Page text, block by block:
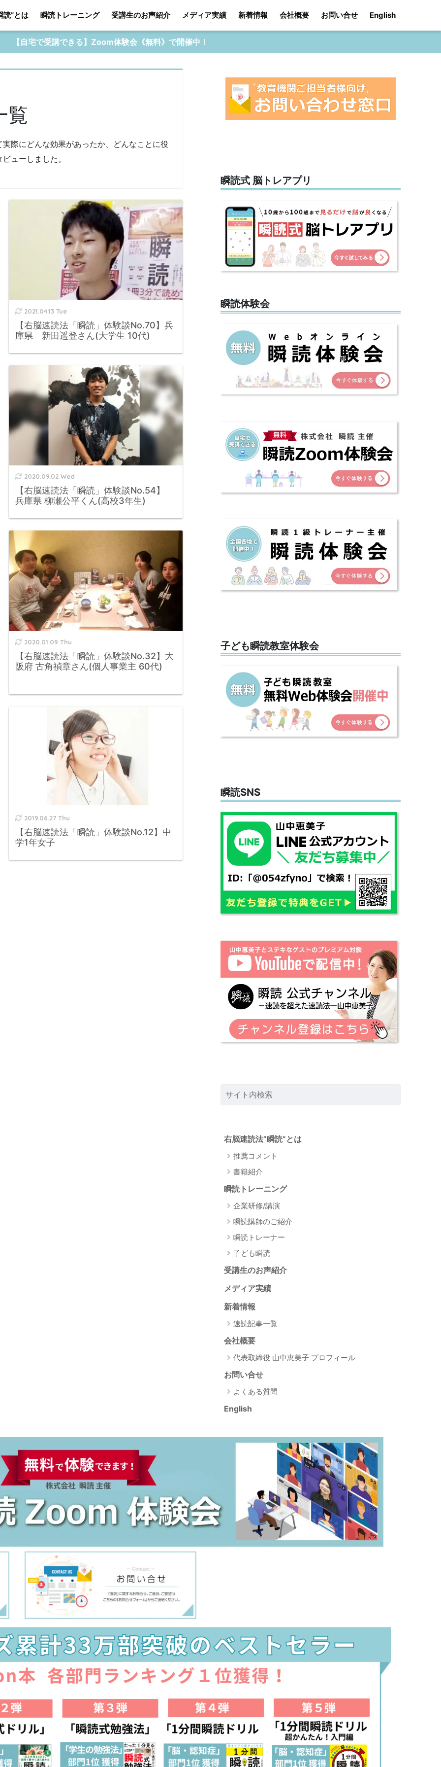
読”とは 瞬読トレーニング 受講生のお声紹介 メディア実績 新着情報 会社概要 お問い合せ English
【自宅で受講できる】Zoom体験会《無料》で開催中！
覧
際にどんな効果があったか、どんなことに役
ューしました。
2021.04.13 Tue
【右脳速読法「瞬読」体験談No.70】兵
庫県 新田遥登さん(大学生 10代)
2020.09.02 Wed
【右脳速読法「瞬読」体験談No.54】
兵庫県 柳瀬公平くん(高校3年生)
2020.01.09 Thu
【右脳速読法「瞬読」体験談No.32】大
阪府 古角禎章さん(個人事業主 60代)
2019.06.27 Thu
【右脳速読法「瞬読」体験談No.12】中
学1年女子
瞬読式 脳トレアプリ
瞬読体験会
子ども瞬読教室体験会
瞬読SNS
右脳速読法”瞬読”とは
推薦コメント
書籍紹介
瞬読トレーニング
企業研修/講演
瞬読講師のご紹介
瞬読トレーナー
子ども瞬読
受講生のお声紹介
メディア実績
新着情報
速読記事一覧
会社概要
代表取締役 山中恵美子 プロフィール
お問い合せ
よくある質問
English